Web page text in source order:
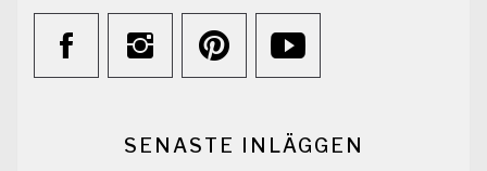
SENASTE INLÄGGEN